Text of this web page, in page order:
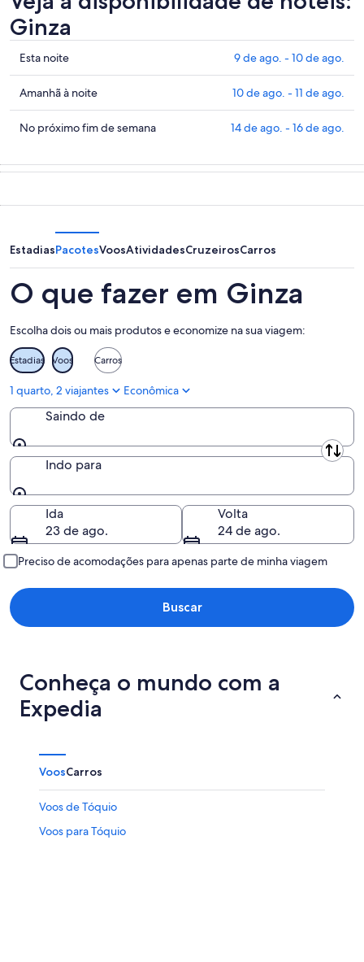
Ginza
Confira
os
preços
em
Ginza
esta
noite,
-
de
ago.
Esta noite 9 de ago. - 10 de ago.
Confira
os
preços
Ginza
10
de
ago.
-
de
ago.
Amanhã à noite 10 de ago. - 11 de ago.
Confira
preços
próximo
fim
de
semana,
de
ago.
-
de
No próximo fim de semana 14 de ago. - 16 de ago.
EstadiasPacotesVoosAtividadesCruzeirosCarros
O que fazer em Ginza
Escolha dois ou mais produtos e economize na sua viagem:
Estadias Voos Carros
1 quarto, 2 viajantes Econômica
Saindo de
Saindo de
Indo para
Indo para
Ida
23 de ago.
Volta
24 de ago.
Preciso de acomodações para apenas parte de minha viagem
Buscar
Conheça o mundo com a
Expedia
VoosCarros
Voos de Tóquio
Voos para Tóquio